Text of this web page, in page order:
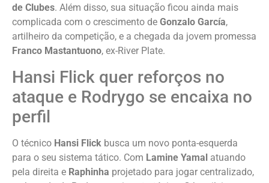
de Clubes. Além disso, sua situação ficou ainda mais
complicada com o crescimento de Gonzalo García,
artilheiro da competição, e a chegada da jovem promessa
Franco Mastantuono, ex-River Plate.
Hansi Flick quer reforços no
ataque e Rodrygo se encaixa no
perfil
O técnico Hansi Flick busca um novo ponta-esquerda
para o seu sistema tático. Com Lamine Yamal atuando
pela direita e Raphinha projetado para jogar centralizado,